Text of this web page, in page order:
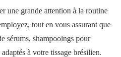
une grande attention à la routine
tout en vous assurant que
sérums, shampooings pour
à votre tissage brésilien.